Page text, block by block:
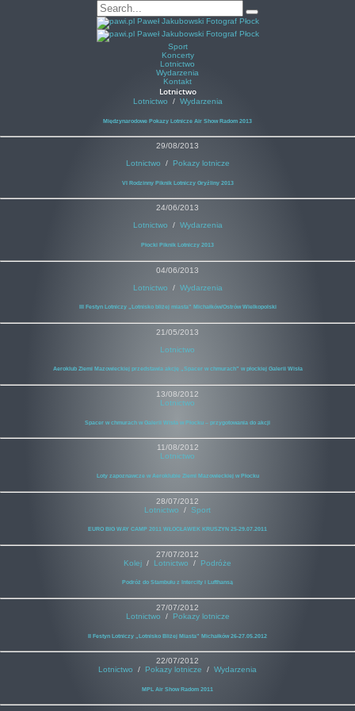
Sport
Koncerty
Lotnictwo
Wydarzenia
Kontakt
Lotnictwo
Lotnictwo / Wydarzenia
Międzynarodowe Pokazy Lotnicze Air Show Radom 2013
29/08/2013
Lotnictwo / Pokazy lotnicze
VI Rodzinny Piknik Lotniczy Gryźliny 2013
24/06/2013
Lotnictwo / Wydarzenia
Płocki Piknik Lotniczy 2013
04/06/2013
Lotnictwo / Wydarzenia
III Festyn Lotniczy „Lotnisko bliżej miasta” Michałków/Ostrów Wielkopolski
21/05/2013
Lotnictwo
Aeroklub Ziemi Mazowieckiej przedstawia akcję „Spacer w chmurach” w płockiej Galerii Wisła
13/08/2012
Lotnictwo
Spacer w chmurach w Galerii Wisła w Płocku – przygotowania do akcji
11/08/2012
Lotnictwo
Loty zapoznawcze w Aeroklubie Ziemi Mazowieckiej w Płocku
28/07/2012
Lotnictwo / Sport
EURO BIG WAY CAMP 2011 WŁOCŁAWEK KRUSZYN 25-29.07.2011
27/07/2012
Kolej / Lotnictwo / Podróże
Podróż do Stambułu z Intercity i Lufthansą
27/07/2012
Lotnictwo / Pokazy lotnicze
II Festyn Lotniczy „Lotnisko Bliżej Miasta” Michałków 26-27.05.2012
22/07/2012
Lotnictwo / Pokazy lotnicze / Wydarzenia
MPL Air Show Radom 2011